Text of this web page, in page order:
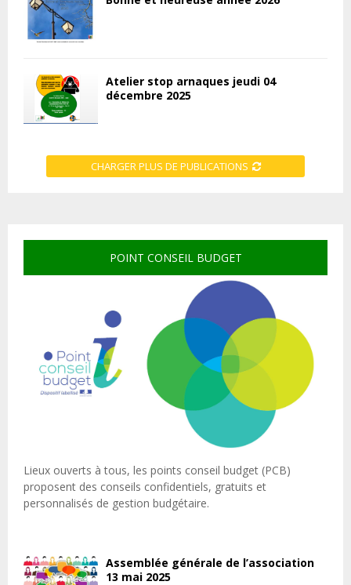
Atelier stop arnaques jeudi 04
décembre 2025
CHARGER PLUS DE PUBLICATIONS
POINT CONSEIL BUDGET
Lieux ouverts à tous, les points conseil budget (PCB)
proposent des conseils confidentiels, gratuits et
personnalisés de gestion budgétaire.
Assemblée générale de l’association
13 mai 2025